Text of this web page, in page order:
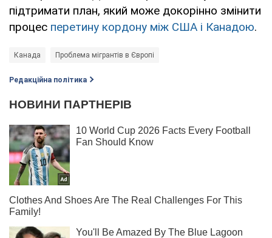
підтримати план, який може докорінно змінити
процес перетину кордону між США і Канадою.
Канада Проблема мігрантів в Європі
Редакційна політика